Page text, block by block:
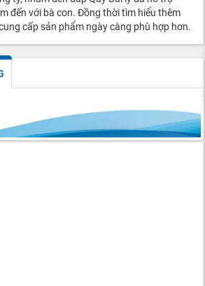
đến với bà con. Đồng thời tìm hiểu thêm
cấp sản phẩm ngày càng phù hợp hơn.